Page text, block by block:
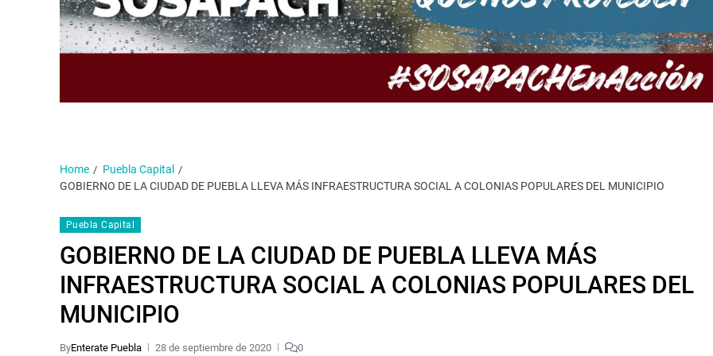
Home
Puebla Capital
GOBIERNO DE LA CIUDAD DE PUEBLA LLEVA MÁS INFRAESTRUCTURA SOCIAL A COLONIAS POPULARES DEL MUNICIPIO
Puebla Capital
GOBIERNO DE LA CIUDAD DE PUEBLA LLEVA MÁS
INFRAESTRUCTURA SOCIAL A COLONIAS POPULARES DEL
MUNICIPIO
ByEnterate Puebla 28 de septiembre de 2020 0